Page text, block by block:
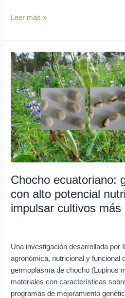
Leer más »
Chocho ecuatoriano:
con alto potencial
impulsar cultivos
Una investigación desarrollada por
agronómica, nutricional y funcional
germoplasma de chocho (Lupinus
materiales con características
programas de mejoramiento
Chocho
ecuatoriano:
germoplasma
con
alto
potencial
nutricional
para
impulsar
cultivos
más
competitivos